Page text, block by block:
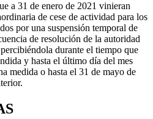
a 31 de enero de 2021 vinieran
de cese de actividad para los
por una suspensión temporal de
de resolución de la autoridad
durante el tiempo que
y hasta el último día del mes
medida o hasta el 31 de mayo de